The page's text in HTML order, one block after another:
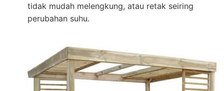
tidak mudah melengkung, atau retak seiring
perubahan suhu.